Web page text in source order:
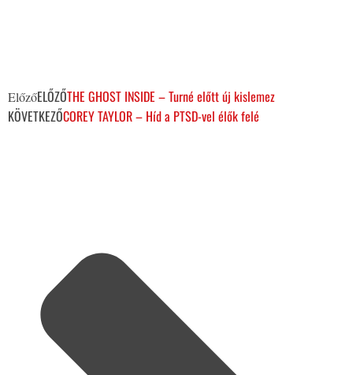
ElőzőELŐZŐTHE GHOST INSIDE – Turné előtt új kislemez
KÖVETKEZŐCOREY TAYLOR – Híd a PTSD-vel élők felé